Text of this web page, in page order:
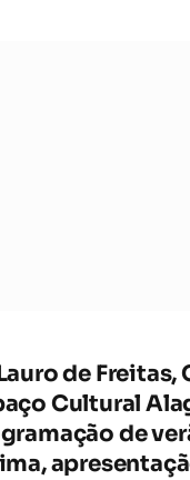
de Freitas,
Cultural
de